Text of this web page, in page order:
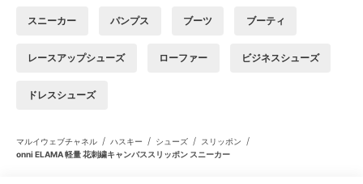
スニーカー パンプス ブーツ ブーティ
レースアップシューズ ローファー ビジネスシューズ
ドレスシューズ
マルイウェブチャネル / ハスキー / シューズ / スリッポン /
onni ELAMA 軽量 花刺繍キャンバススリッポン スニーカー